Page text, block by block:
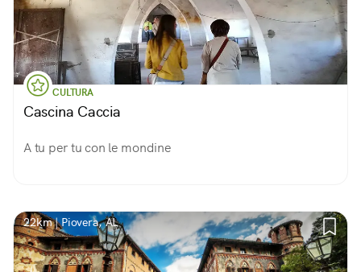
CULTURA
Cascina Caccia
A tu per tu con le mondine
22km | Piovera, AL